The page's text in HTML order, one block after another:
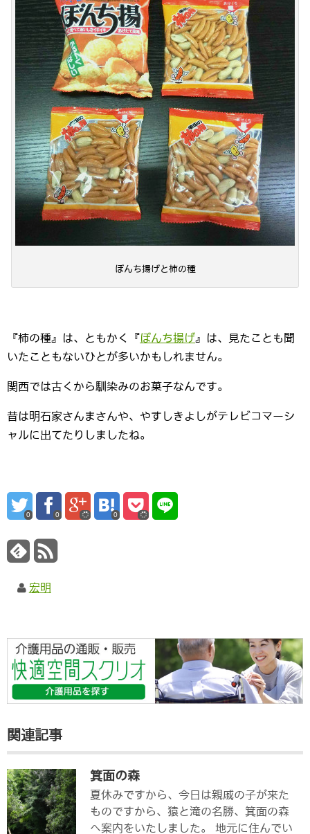
ぼんち揚げと柿の種
『柿の種』は、ともかく『ぼんち揚げ』は、見たことも聞
いたこともないひとが多いかもしれません。
関西では古くから馴染みのお菓子なんです。
昔は明石家さんまさんや、やすしきよしがテレビコマーシ
ャルに出てたりしましたね。
0 0 0
宏明
関連記事
箕面の森
夏休みですから、今日は親戚の子が来た
ものですから、猿と滝の名勝、箕面の森
へ案内をいたしました。 地元に住んでい